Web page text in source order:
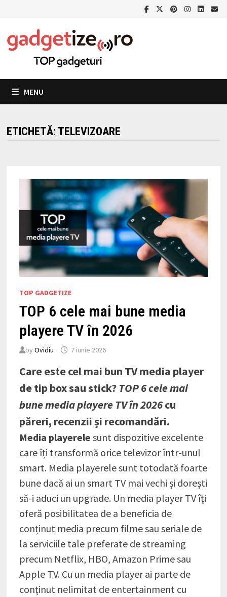
content
MENU
ETICHETĂ: TELEVIZOARE
TOP GADGETIZE
TOP 6 cele mai bune media
playere TV în 2026
byOvidiu 7 iunie 2026
Care este cel mai bun TV media player
de tip box sau stick? TOP 6 cele mai
bune media playere TV în 2026cu
păreri, recenzii și recomandări.
Media playerele sunt dispozitive excelente
care îți transformă orice televizor într-unul
smart. Media playerele sunt totodată foarte
bune dacă ai un smart TV mai vechi și dorești
să-i aduci un upgrade. Un media player TV îți
oferă posibilitatea de a beneficia de
conținut media precum filme sau seriale de
la serviciile tale preferate de streaming
precum Netflix, HBO, Amazon Prime sau
Apple TV. Cu un media player ai parte de
conținut nelimitat de entertainment cu